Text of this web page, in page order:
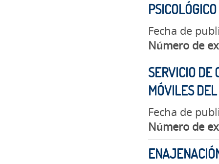
Fecha de
Número de
SERVICIO DE
MÓVILES
Fecha de
Número de